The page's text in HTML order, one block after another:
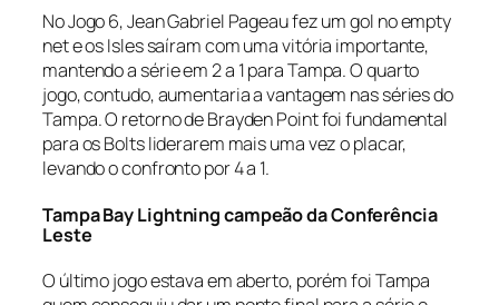
No Jogo 6, Jean Gabriel Pageau fez um gol noempty
nete os Isles saíram com uma vitória importante,
mantendo a série em 2 a 1 para Tampa. O quarto
jogo, contudo, aumentaria a vantagem nas séries do
Tampa. O retorno de Brayden Point foi fundamental
para os Bolts liderarem mais uma vez o placar,
levando o confronto por 4 a 1.
Tampa Bay Lightning campeão da Conferência
Leste
O último jogo estava em aberto, porém foi Tampa